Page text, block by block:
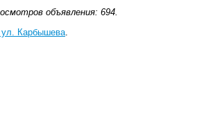
объявления: 694.
ул. Карбышева.